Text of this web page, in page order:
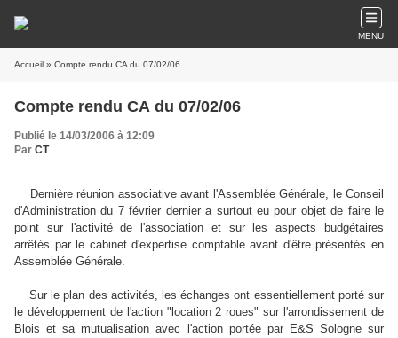
MENU
Accueil » Compte rendu CA du 07/02/06
Compte rendu CA du 07/02/06
Publié le 14/03/2006 à 12:09
Par CT
Dernière réunion associative avant l'Assemblée Générale, le Conseil
d'Administration du 7 février dernier a surtout eu pour objet de faire le
point sur l'activité de l'association et sur les aspects budgétaires
arrêtés par le cabinet d'expertise comptable avant d'être présentés en
Assemblée Générale.
Sur le plan des activités, les échanges ont essentiellement porté sur
le développement de l'action "location 2 roues" sur l'arrondissement de
Blois et sa mutualisation avec l'action portée par E&S Sologne sur